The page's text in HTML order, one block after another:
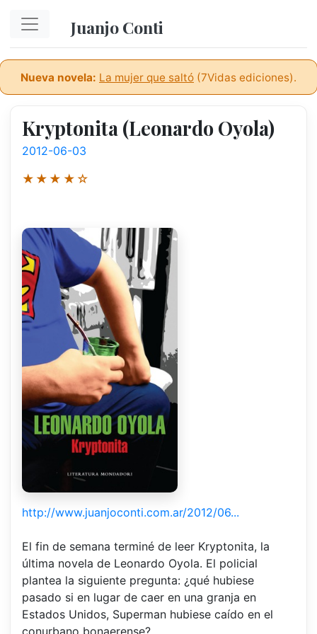
Juanjo Conti
Nueva novela: La mujer que saltó (7Vidas ediciones).
Kryptonita (Leonardo Oyola)
2012-06-03
★★★★☆
http://www.juanjoconti.com.ar/2012/06...
El fin de semana terminé de leer Kryptonita, la
última novela de Leonardo Oyola. El policial
plantea la siguiente pregunta: ¿qué hubiese
pasado si en lugar de caer en una granja en
Estados Unidos, Superman hubiese caído en el